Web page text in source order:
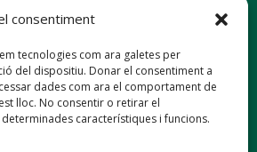
consentiment
tecnologies com ara galetes per
del dispositiu. Donar el consentiment a
dades com ara el comportament de
lloc. No consentir o retirar el
caracterí­stiques i funcions.